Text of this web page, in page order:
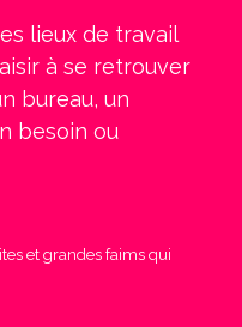
lieux de travail
à se retrouver
bureau, un
besoin ou
et grandes faims qui